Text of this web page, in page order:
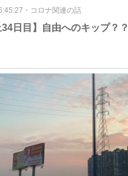
・ コロナ関連の話
34日目】自由へのキップ？？